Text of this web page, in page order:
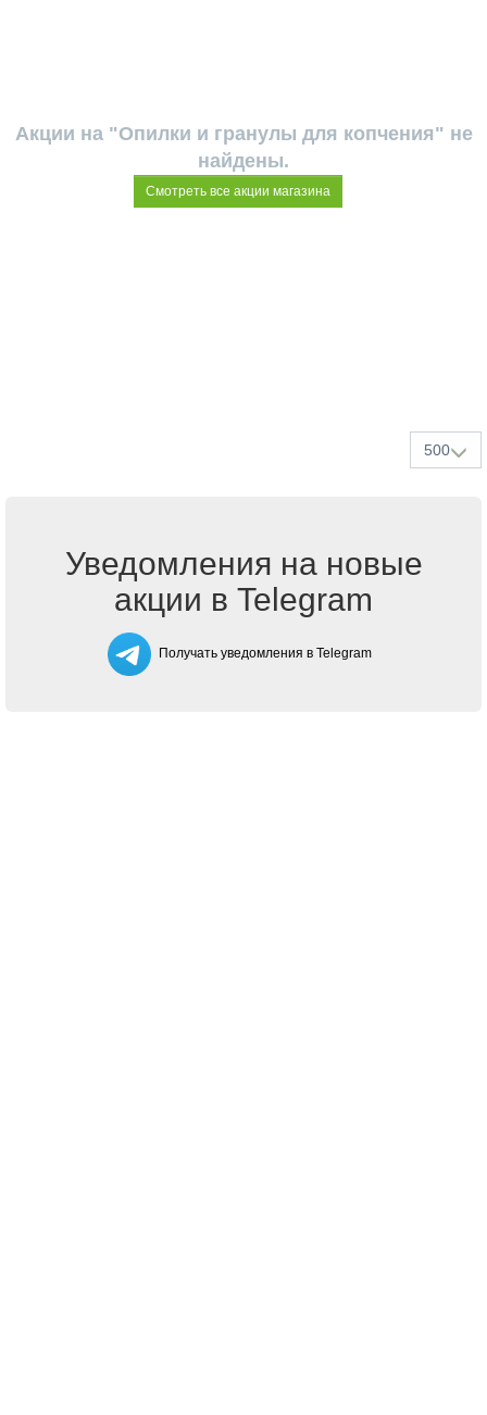
Акции на "Опилки и гранулы для копчения" не
найдены.
Смотреть все акции магазина
500
Уведомления на новые
акции в Telegram
Получать уведомления в Telegram